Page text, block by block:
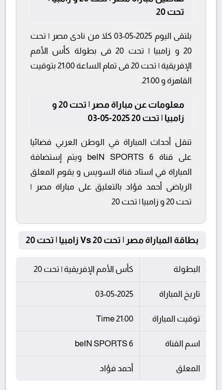
تحت 20
يلتقى اليوم 2025-05-03 كلا من نادى مصر | تحت
20 و زامبيا | تحت 20 فى بطولة كأس الأمم
الإفريقية | تحت 20 فى تمام الساعة 21:00 بتوقيت
القاهرة و 21:00.
معلومات عن مباراة مصر | تحت 20 و
زامبيا | تحت 20 2025-05-03
تنقل أحداث المباراة في الوطن العربي فضائيا
على قناة beIN SPORTS 6 ويتم إستضافة
المباراة في استاد قناة السويس و يقوم المعلق
الرياضى أحمد فؤاد بالتعليق على مباراة مصر |
تحت 20 و زامبيا | تحت 20
بطاقة المباراة مصر | تحت 20 Vs زامبيا | تحت 20
البطولة كأس الأمم الإفريقية | تحت 20
تاريخ المباراة 03-05-2025
توقيت المباراة 21:00 Time
اسم القناة beIN SPORTS 6
المعلق أحمد فؤاد